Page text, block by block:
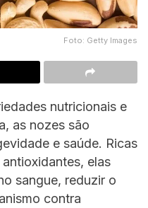
Foto: Getty Images
nutricionais e
as nozes são
e saúde. Ricas
elas
sangue, reduzir o
contra